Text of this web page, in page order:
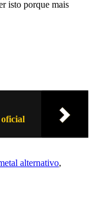
isto porque mais
alternativo,